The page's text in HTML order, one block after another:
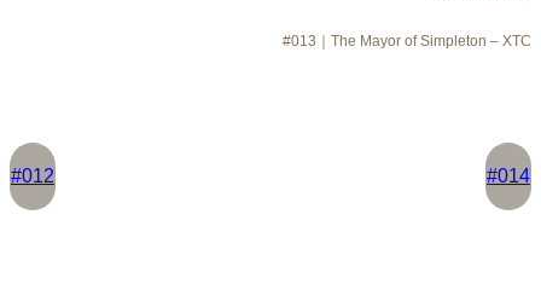
#013｜The Mayor of Simpleton – XTC
#012 #014